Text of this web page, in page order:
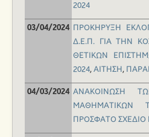
2024
03/04/2024 ΠΡΟΚΗΡΥΞΗ
Δ.Ε.Π. ΓΙΑ ΤΗΝ
ΘΕΤΙΚΩΝ
2024,ΑΙΤΗΣΗ,
04/03/2024 ΑΝΑΚΟΙΝΩΣΗ
ΜΑΘΗΜΑΤΙΚΩΝ
ΠΡΟΣΦΑΤΟ